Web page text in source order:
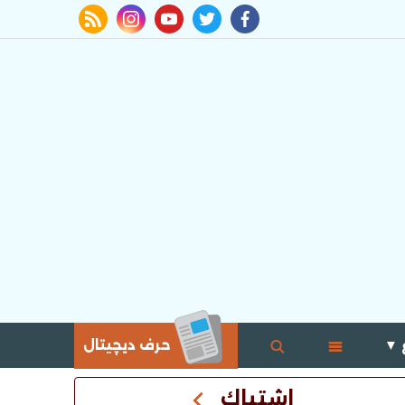
facebook
twitter
youtube
instagram
rss feed
▼ حرف ديچيتال
اشتباك